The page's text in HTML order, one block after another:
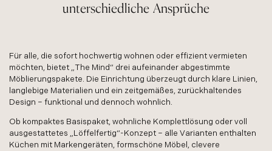
unterschiedliche Ansprüche
Für alle, die sofort hochwertig wohnen oder effizient vermieten
möchten, bietet „The Mind“ drei aufeinander abgestimmte
Möblierungspakete. Die Einrichtung überzeugt durch klare Linien,
langlebige Materialien und ein zeitgemäßes, zurückhaltendes
Design – funktional und dennoch wohnlich.
Ob kompaktes Basispaket, wohnliche Komplettlösung oder voll
ausgestattetes „Löffelfertig“-Konzept – alle Varianten enthalten
Küchen mit Markengeräten, formschöne Möbel, clevere